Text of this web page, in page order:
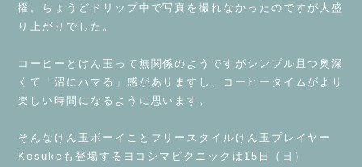
擢。ちょうどドリップ中で写真を撮れなかったのですが大盛
り上がりでした。
コーヒーとけん玉って無関係のようですがシンプル且つ奥深
くて「沼にハマる」感がありますし、コーヒータイムがより
楽しい時間になるように思います。
そんなけん玉ボーイことフリースタイルけん玉プレイヤー
Kosukeも登場するヨコシマピクニックは15日（日）